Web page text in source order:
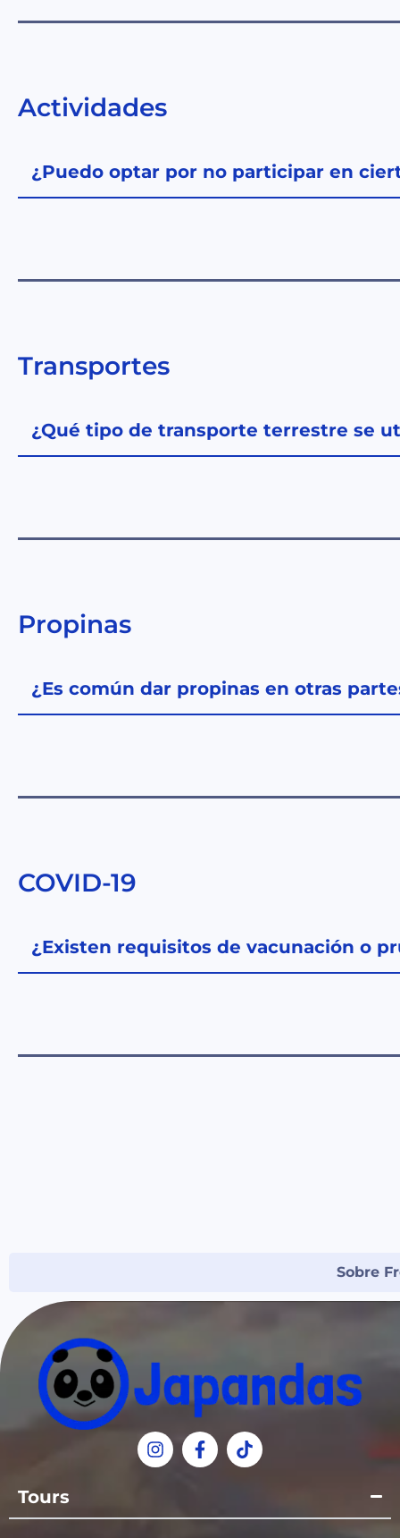
Sobre
Actividades
¿Puedo optar por no participar en
Transportes
¿Qué tipo de transporte terrestre se
Propinas
¿Es común dar propinas en otras
COVID-19
¿Existen requisitos de vacunación o
Tours